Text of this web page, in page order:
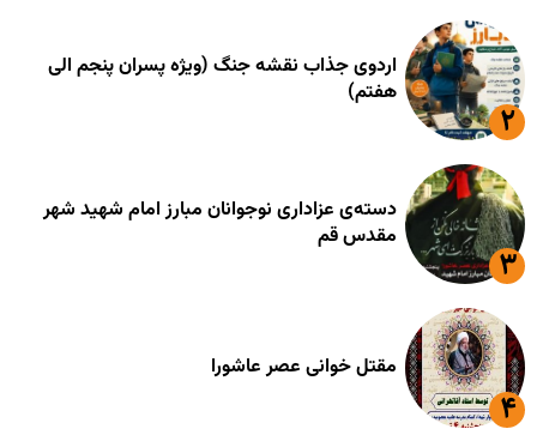
اردوی جذاب نقشه جنگ (ویژه پسران پنجم الی
هفتم)
دسته‌ی عزاداری نوجوانان مبارز امام شهید شهر
مقدس قم
مقتل خوانی عصر عاشورا